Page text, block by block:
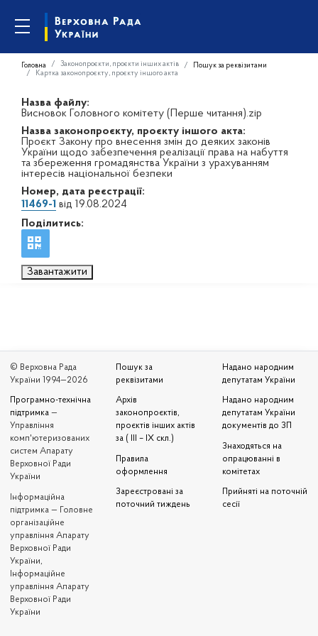
Головна Законопроєкти, проєкти інших актів
Пошук за реквізитами
Картка законопроєкту, проєкту іншого акта
Назва файлу:
Висновок Головного комітету (Перше читання).zip
Назва законопроєкту, проєкту іншого акта:
Проєкт Закону про внесення змін до деяких законів
України щодо забезпечення реалізації права на набуття
та збереження громадянства України з урахуванням
інтересів національної безпеки
Номер, дата реєстрації:
11469-1 від 19.08.2024
Поділитись:
Завантажити
© Верховна Рада
України 1994—2026
Програмно-технічна
підтримка —
Управління
комп'ютеризованих
систем Апарату
Верховної Ради
України
Iнформаційна
підтримка — Головне
організаційне
управління Апарату
Верховної Ради
України,
Інформаційне
управління Апарату
Верховної Ради
України
Пошук за
реквізитами
Архів
законопроєктів,
проєктів інших актів
за ( III – IX скл.)
Правила
оформлення
Зареєстровані за
поточний тиждень
Надано народним
депутатам України
Надано народним
депутатам України
документів до ЗП
Знаходяться на
опрацюванні в
комітетах
Прийняті на поточній
сесії